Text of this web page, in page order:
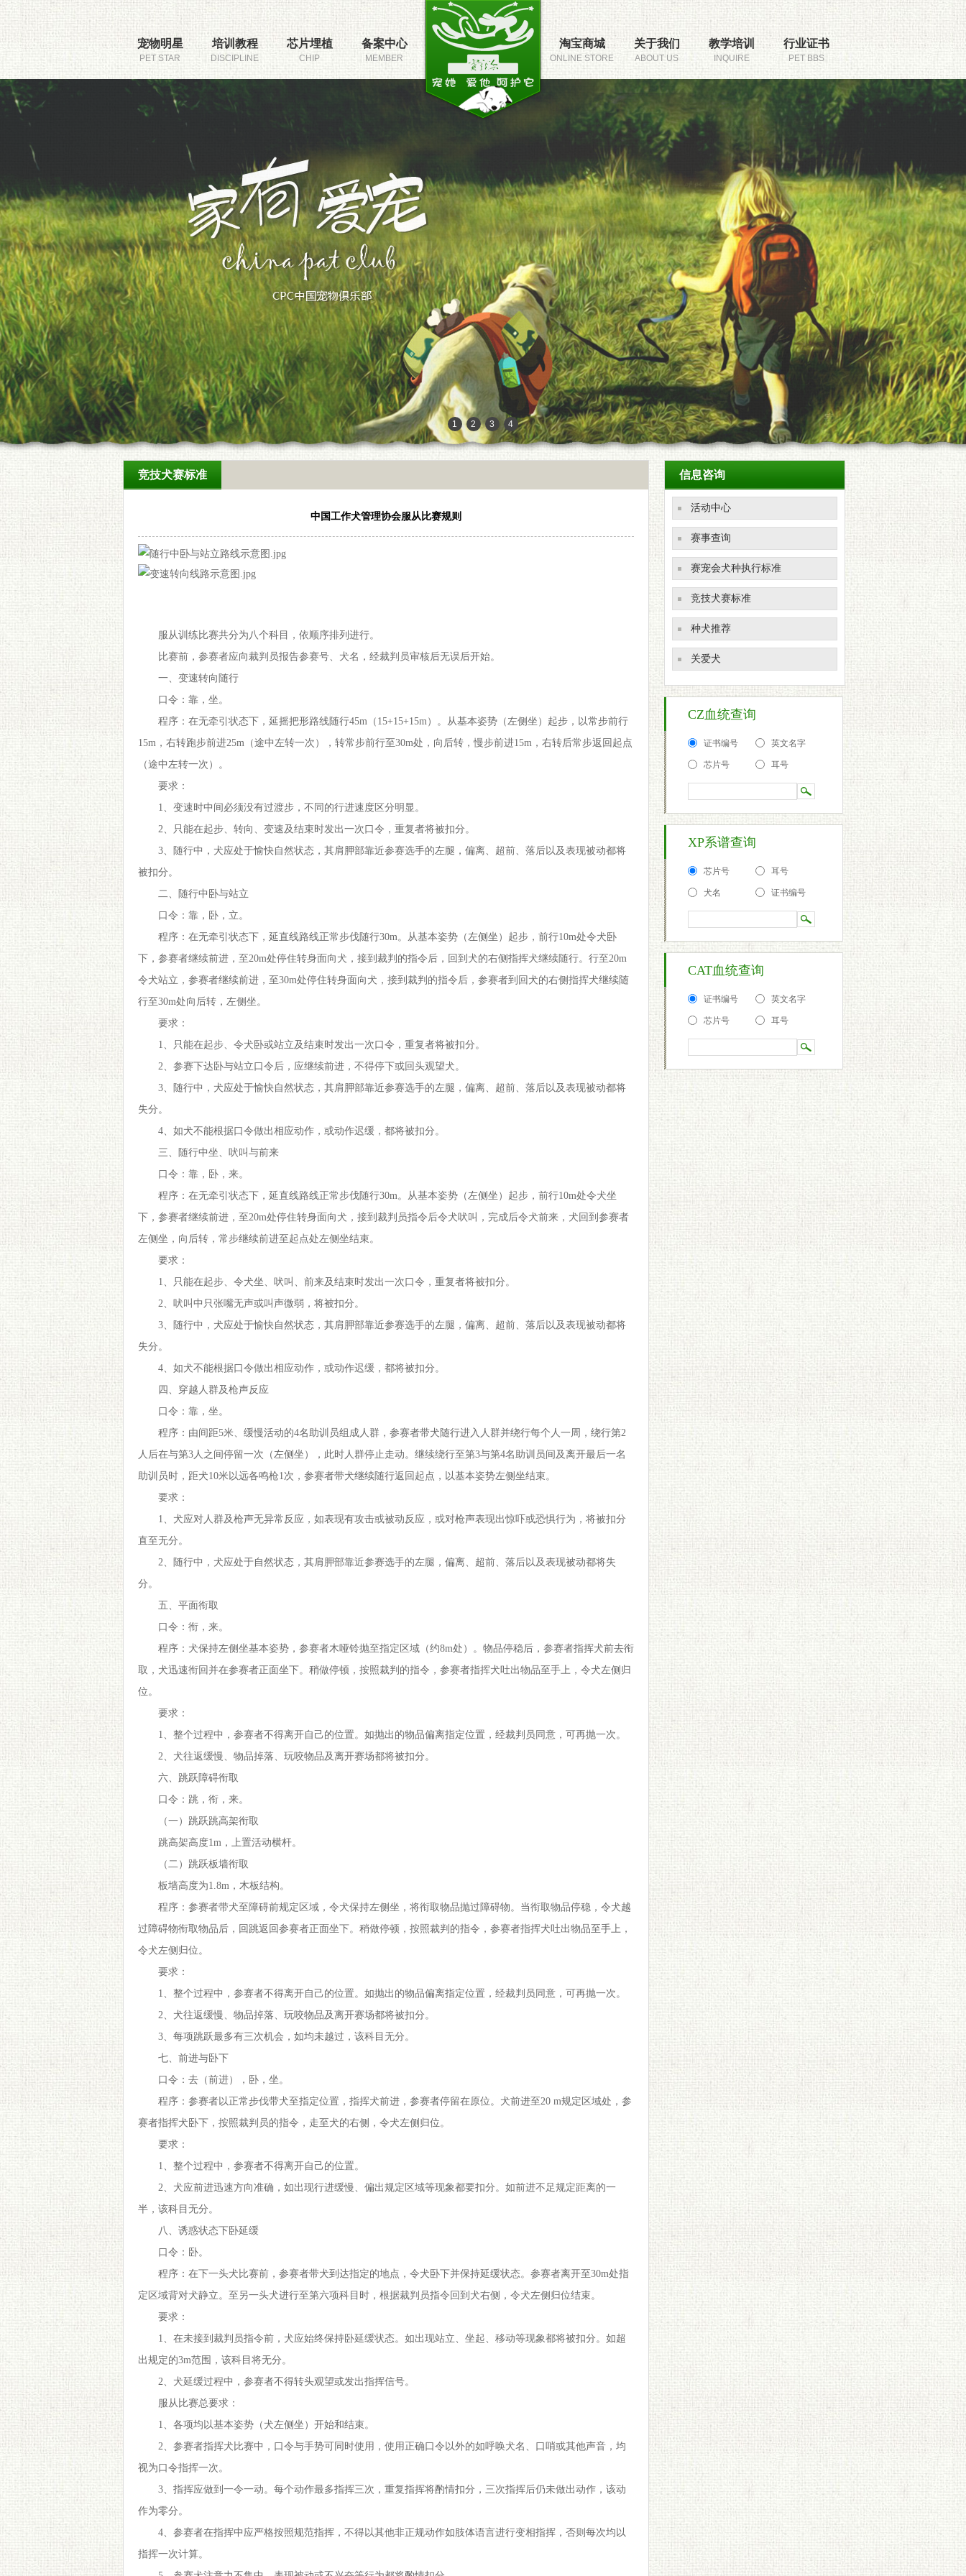
宠物明星
PET STAR
培训教程
DISCIPLINE
芯片埋植
CHIP
备案中心
MEMBER
淘宝商城
ONLINE STORE
关于我们
ABOUT US
教学培训
INQUIRE
行业证书
PET BBS
1 2 3
4
5
竞技犬赛标准
中国工作犬管理协会服从比赛规则
服从训练比赛共分为八个科目，依顺序排列进行。
比赛前，参赛者应向裁判员报告参赛号、犬名，经裁判员审核后无误后开始。
一、变速转向随行
口令：靠，坐。
程序：在无牵引状态下，延摇把形路线随行45m（15+15+15m）。从基本姿势（左侧坐）起步，以常步前行
15m，右转跑步前进25m（途中左转一次），转常步前行至30m处，向后转，慢步前进15m，右转后常步返回起点
（途中左转一次）。
要求：
1、变速时中间必须没有过渡步，不同的行进速度区分明显。
2、只能在起步、转向、变速及结束时发出一次口令，重复者将被扣分。
3、随行中，犬应处于愉快自然状态，其肩胛部靠近参赛选手的左腿，偏离、超前、落后以及表现被动都将
被扣分。
二、随行中卧与站立
口令：靠，卧，立。
程序：在无牵引状态下，延直线路线正常步伐随行30m。从基本姿势（左侧坐）起步，前行10m处令犬卧
下，参赛者继续前进，至20m处停住转身面向犬，接到裁判的指令后，回到犬的右侧指挥犬继续随行。行至20m
令犬站立，参赛者继续前进，至30m处停住转身面向犬，接到裁判的指令后，参赛者到回犬的右侧指挥犬继续随
行至30m处向后转，左侧坐。
要求：
1、只能在起步、令犬卧或站立及结束时发出一次口令，重复者将被扣分。
2、参赛下达卧与站立口令后，应继续前进，不得停下或回头观望犬。
3、随行中，犬应处于愉快自然状态，其肩胛部靠近参赛选手的左腿，偏离、超前、落后以及表现被动都将
失分。
4、如犬不能根据口令做出相应动作，或动作迟缓，都将被扣分。
三、随行中坐、吠叫与前来
口令：靠，卧，来。
程序：在无牵引状态下，延直线路线正常步伐随行30m。从基本姿势（左侧坐）起步，前行10m处令犬坐
下，参赛者继续前进，至20m处停住转身面向犬，接到裁判员指令后令犬吠叫，完成后令犬前来，犬回到参赛者
左侧坐，向后转，常步继续前进至起点处左侧坐结束。
要求：
1、只能在起步、令犬坐、吠叫、前来及结束时发出一次口令，重复者将被扣分。
2、吠叫中只张嘴无声或叫声微弱，将被扣分。
3、随行中，犬应处于愉快自然状态，其肩胛部靠近参赛选手的左腿，偏离、超前、落后以及表现被动都将
失分。
4、如犬不能根据口令做出相应动作，或动作迟缓，都将被扣分。
四、穿越人群及枪声反应
口令：靠，坐。
程序：由间距5米、缓慢活动的4名助训员组成人群，参赛者带犬随行进入人群并绕行每个人一周，绕行第2
人后在与第3人之间停留一次（左侧坐），此时人群停止走动。继续绕行至第3与第4名助训员间及离开最后一名
助训员时，距犬10米以远各鸣枪1次，参赛者带犬继续随行返回起点，以基本姿势左侧坐结束。
要求：
1、犬应对人群及枪声无异常反应，如表现有攻击或被动反应，或对枪声表现出惊吓或恐惧行为，将被扣分
直至无分。
2、随行中，犬应处于自然状态，其肩胛部靠近参赛选手的左腿，偏离、超前、落后以及表现被动都将失
分。
五、平面衔取
口令：衔，来。
程序：犬保持左侧坐基本姿势，参赛者木哑铃抛至指定区域（约8m处）。物品停稳后，参赛者指挥犬前去衔
取，犬迅速衔回并在参赛者正面坐下。稍做停顿，按照裁判的指令，参赛者指挥犬吐出物品至手上，令犬左侧归
位。
要求：
1、整个过程中，参赛者不得离开自己的位置。如抛出的物品偏离指定位置，经裁判员同意，可再抛一次。
2、犬往返缓慢、物品掉落、玩咬物品及离开赛场都将被扣分。
六、跳跃障碍衔取
口令：跳，衔，来。
（一）跳跃跳高架衔取
跳高架高度1m，上置活动横杆。
（二）跳跃板墙衔取
板墙高度为1.8m，木板结构。
程序：参赛者带犬至障碍前规定区域，令犬保持左侧坐，将衔取物品抛过障碍物。当衔取物品停稳，令犬越
过障碍物衔取物品后，回跳返回参赛者正面坐下。稍做停顿，按照裁判的指令，参赛者指挥犬吐出物品至手上，
令犬左侧归位。
要求：
1、整个过程中，参赛者不得离开自己的位置。如抛出的物品偏离指定位置，经裁判员同意，可再抛一次。
2、犬往返缓慢、物品掉落、玩咬物品及离开赛场都将被扣分。
3、每项跳跃最多有三次机会，如均未越过，该科目无分。
七、前进与卧下
口令：去（前进），卧，坐。
程序：参赛者以正常步伐带犬至指定位置，指挥犬前进，参赛者停留在原位。犬前进至20 m规定区域处，参
赛者指挥犬卧下，按照裁判员的指令，走至犬的右侧，令犬左侧归位。
要求：
1、整个过程中，参赛者不得离开自己的位置。
2、犬应前进迅速方向准确，如出现行进缓慢、偏出规定区域等现象都要扣分。如前进不足规定距离的一
半，该科目无分。
八、诱惑状态下卧延缓
口令：卧。
程序：在下一头犬比赛前，参赛者带犬到达指定的地点，令犬卧下并保持延缓状态。参赛者离开至30m处指
定区域背对犬静立。至另一头犬进行至第六项科目时，根据裁判员指令回到犬右侧，令犬左侧归位结束。
要求：
1、在未接到裁判员指令前，犬应始终保持卧延缓状态。如出现站立、坐起、移动等现象都将被扣分。如超
出规定的3m范围，该科目将无分。
2、犬延缓过程中，参赛者不得转头观望或发出指挥信号。
服从比赛总要求：
1、各项均以基本姿势（犬左侧坐）开始和结束。
2、参赛者指挥犬比赛中，口令与手势可同时使用，使用正确口令以外的如呼唤犬名、口哨或其他声音，均
视为口令指挥一次。
3、指挥应做到一令一动。每个动作最多指挥三次，重复指挥将酌情扣分，三次指挥后仍未做出动作，该动
作为零分。
4、参赛者在指挥中应严格按照规范指挥，不得以其他非正规动作如肢体语言进行变相指挥，否则每次均以
指挥一次计算。
信息咨询
活动中心
赛事查询
赛宠会犬种执行标准
竞技犬赛标准
种犬推荐
关爱犬
CZ血统查询
证书编号 英文名字
芯片号 耳号
XP系谱查询
芯片号 耳号
犬名 证书编号
CAT血统查询
证书编号 英文名字
芯片号 耳号